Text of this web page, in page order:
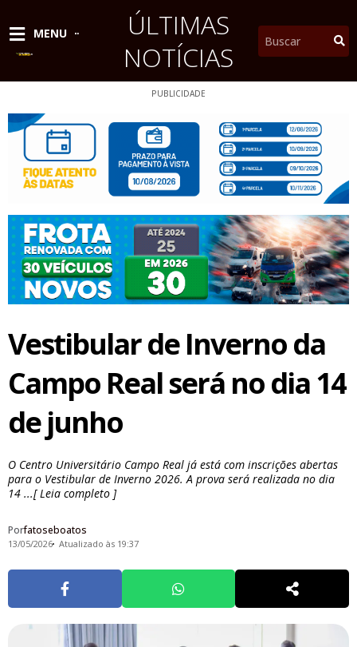
conteúdo
MENU
ÚLTIMAS
NOTÍCIAS
Pesquisar
PUBLICIDADE
Vestibular de Inverno da
Campo Real será no dia 14
de junho
O Centro Universitário Campo Real já está com inscrições abertas
para o Vestibular de Inverno 2026. A prova será realizada no dia
14 ...[ Leia completo ]
Porfatoseboatos
13/05/2026 Atualizado às 19:37